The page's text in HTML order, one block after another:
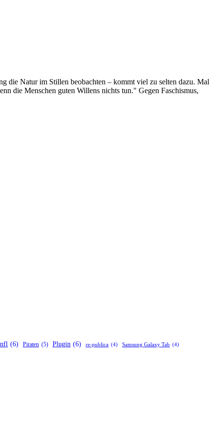
die Natur im Stillen beobachten – kommt viel zu selten dazu. Mal
die Menschen guten Willens nichts tun." Gegen Faschismus,
nfl (6) Piraten (5) Plugin (6) re-publica (4) Samsung Galaxy Tab (4)